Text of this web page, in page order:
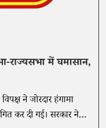
में घमासान,
ने जोरदार हंगामा
कर दी गई। सरकार ने